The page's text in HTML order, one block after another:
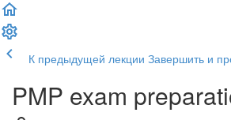
К предыдущей лекции Завершить и
PMP exam